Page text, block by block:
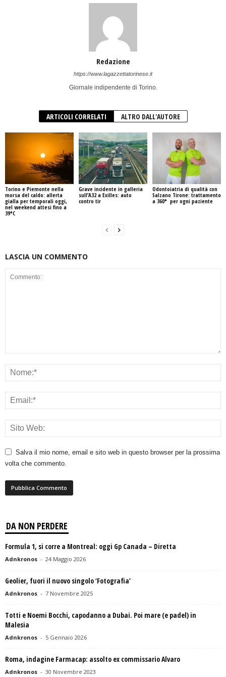
Redazione
https://www.lagazzettatorinese.it
Giornale indipendente di Torino.
ARTICOLI CORRELATI ALTRO DALL'AUTORE
Torino e Piemonte nella
morsa del caldo: allerta
gialla per temporali oggi,
nel weekend attesi fino a
39°C
Grave incidente in galleria
sull’A32 a Exilles: auto
contro tir
Odontoiatria di qualità con
Salzano Tirone: trattamento
a 360° per ogni paziente
LASCIA UN COMMENTO
Salva il mio nome, email e sito web in questo browser per la prossima
volta che commento.
DA NON PERDERE
Formula 1, si corre a Montreal: oggi Gp Canada – Diretta
Adnkronos - 24 Maggio 2026
Geolier, fuori il nuovo singolo ‘Fotografia’
Adnkronos - 7 Novembre 2025
Totti e Noemi Bocchi, capodanno a Dubai. Poi mare (e padel) in
Malesia
Adnkronos - 5 Gennaio 2026
Roma, indagine Farmacap: assolto ex commissario Alvaro
Adnkronos - 30 Novembre 2023